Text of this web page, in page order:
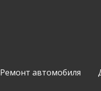
Ремонт автомобиля